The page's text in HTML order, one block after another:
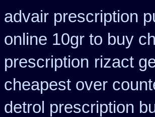
advair prescription
online 10gr to buy
prescription rizact
cheapest over
detrol prescription